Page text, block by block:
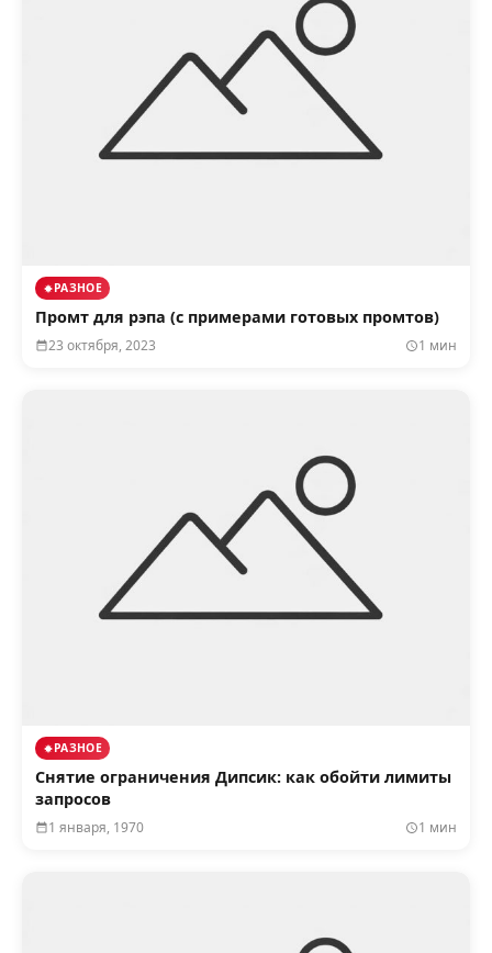
РАЗНОЕ
Промт для рэпа (с примерами готовых промтов)
23 октября, 2023 1 мин
РАЗНОЕ
Снятие ограничения Дипсик: как обойти лимиты
запросов
1 января, 1970 1 мин